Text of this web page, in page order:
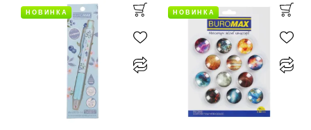
НОВИНКА НОВИНКА